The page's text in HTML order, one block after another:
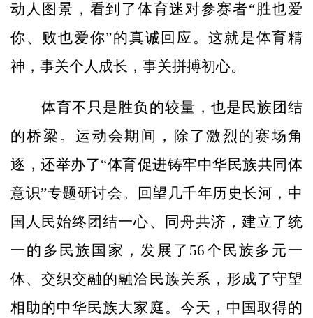
动人图景，看到了体育迷对参赛者“胜也爱
你、败也爱你”的真诚回应。这就是体育精
神，事关个人成长，事关拼搏初心。
体育不只是胜负的较量，也是民族团结
的桥梁。运动会期间，除了激烈的赛场角
逐，还举办了“体育促进铸牢中华民族共同体
意识”专题研讨会。回望几千年历史长河，中
国人民始终团结一心、同舟共济，建立了统
一的多民族国家，发展了56个民族多元一
体、交织交融的融洽民族关系，形成了守望
相助的中华民族大家庭。今天，中国取得的